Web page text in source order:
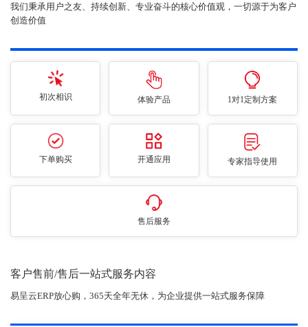
我们秉承用户之友、持续创新、专业奋斗的核心价值观，一切源于为客户
创造价值
初次相识 体验产品 1对1定制方案
下单购买 开通应用 专家指导使用
售后服务
客户售前/售后一站式服务内容
易呈云ERP放心购，365天全年无休，为企业提供一站式服务保障